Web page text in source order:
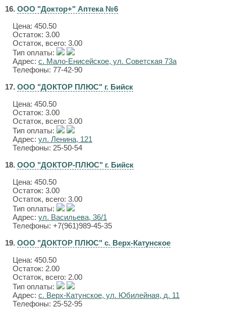
16. ООО "Доктор+" Аптека №6
Цена: 450.50
Остаток: 3.00
Остаток, всего: 3.00
Тип оплаты:
Адрес: с. Мало-Енисейское, ул. Советская 73а
Телефоны: 77-42-90
17. ООО "ДОКТОР ПЛЮС" г. Бийск
Цена: 450.50
Остаток: 3.00
Остаток, всего: 3.00
Тип оплаты:
Адрес: ул. Ленина, 121
Телефоны: 25-50-54
18. ООО "ДОКТОР-ПЛЮС" г. Бийск
Цена: 450.50
Остаток: 3.00
Остаток, всего: 3.00
Тип оплаты:
Адрес: ул. Васильева, 36/1
Телефоны: +7(961)989-45-35
19. ООО "ДОКТОР ПЛЮС" с. Верх-Катунское
Цена: 450.50
Остаток: 2.00
Остаток, всего: 2.00
Тип оплаты:
Адрес: с. Верх-Катунское, ул. Юбилейная, д. 11
Телефоны: 25-52-95